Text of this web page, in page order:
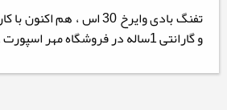
تفنگ بادی وایرخ 30 اس ، هم
و گارانتی 1ساله در فروشگاه مهر اسپورت عرضه می‌شود.